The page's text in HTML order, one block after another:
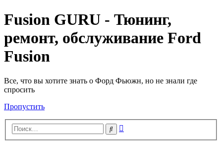
Fusion GURU - Тюнинг,
ремонт, обслуживание Ford
Fusion
Все, что вы хотите знать о Форд Фьюжн, но не знали где
спросить
Пропустить
Поиск